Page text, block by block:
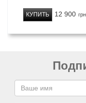
12 900 грн
КУПИТЬ